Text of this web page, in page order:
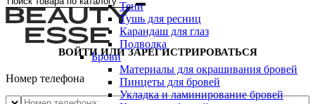
Тени
Тушь для ресниц
Карандаш для глаз
Подводка
Брови
Материалы для окрашивания бровей
Пинцеты для бровей
Укладка и ламинирование бровей
ВОЙТИ ИЛИ ЗАРЕГИСТРИРОВАТЬСЯ
Номер телефона